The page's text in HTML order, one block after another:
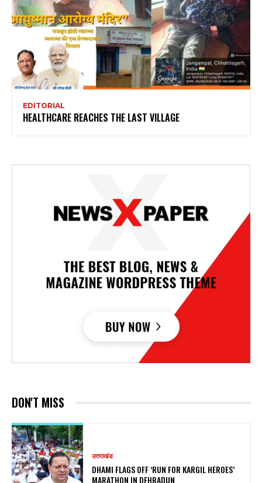
EDITORIAL
HEALTHCARE REACHES THE LAST VILLAGE
DON'T MISS
उत्तराखंड
DHAMI FLAGS OFF ‘RUN FOR KARGIL HEROES’
MARATHON IN DEHRADUN